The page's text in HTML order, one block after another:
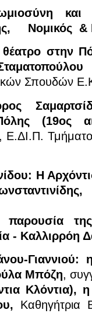
και
Νομικός &
θέατρο στην
Σπουδών
(19ος
Η
παρουσία
- Καλλιρρόη
Γιαννιού:
Μπόζη,
Κλόντια),
Καθηγήτρια